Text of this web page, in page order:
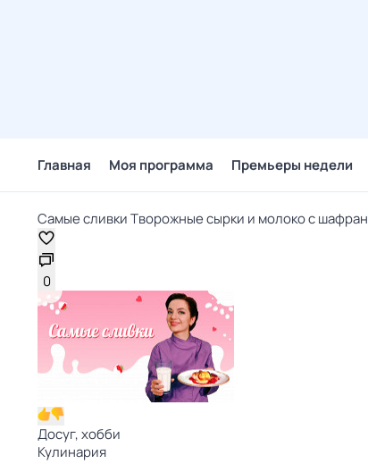
Главная Моя программа Премьеры недели
Самые сливки Творожные сырки и молоко с
0
Досуг, хобби
Кулинария